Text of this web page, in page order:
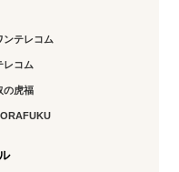
ンテレコム
レコム
の虎福